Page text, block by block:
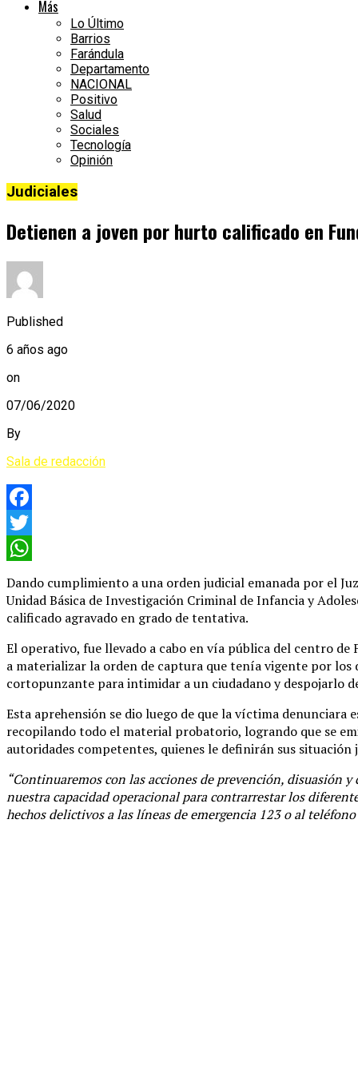
Más
Lo Último
Barrios
Farándula
Departamento
NACIONAL
Positivo
Salud
Sociales
Tecnología
Opinión
Judiciales
Detienen a joven por hurto calificado en
Published
6 años ago
on
07/06/2020
By
Sala de redacción
Facebook
Twitter
Dando cumplimiento a una orden judicial emanada por el
Unidad Básica de Investigación Criminal de Infancia y
calificado agravado en grado de tentativa.
El operativo, fue llevado a cabo en vía pública del centro
a materializar la orden de captura que tenía vigente por
cortopunzante para intimidar a un ciudadano y despojarlo
Esta aprehensión se dio luego de que la víctima
recopilando todo el material probatorio, logrando que se
autoridades competentes, quienes le definirán sus
“Continuaremos con las acciones de prevención, disuasión
nuestra capacidad operacional para contrarrestar los
hechos delictivos a las líneas de emergencia 123 o al